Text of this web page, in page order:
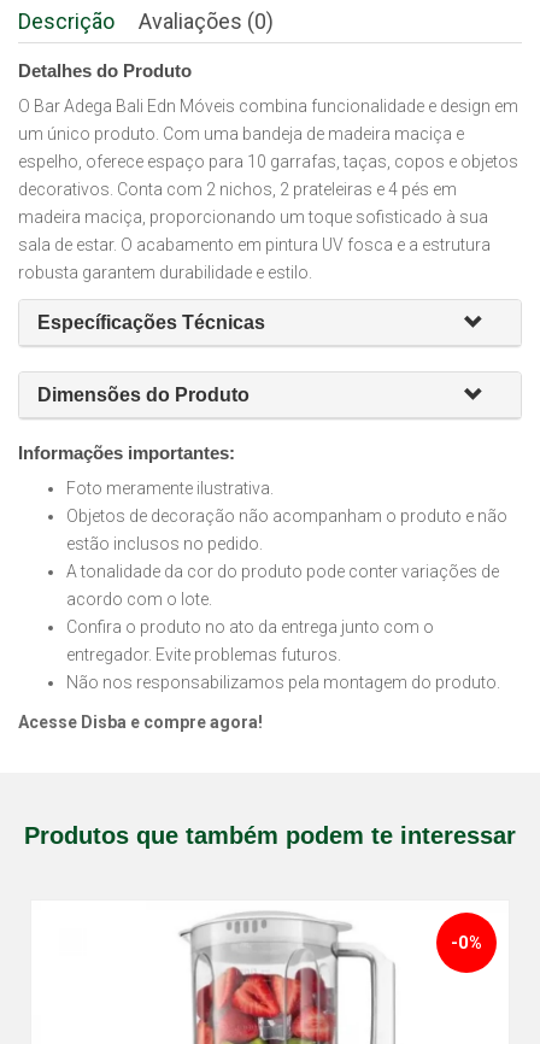
Descrição Avaliações (0)
Detalhes do Produto
O Bar Adega Bali Edn Móveis combina funcionalidade e design em
um único produto. Com uma bandeja de madeira maciça e
espelho, oferece espaço para 10 garrafas, taças, copos e objetos
decorativos. Conta com 2 nichos, 2 prateleiras e 4 pés em
madeira maciça, proporcionando um toque sofisticado à sua
sala de estar. O acabamento em pintura UV fosca e a estrutura
robusta garantem durabilidade e estilo.
Específicações Técnicas
Dimensões do Produto
Informações importantes:
Foto meramente ilustrativa.
Objetos de decoração não acompanham o produto e não
estão inclusos no pedido.
A tonalidade da cor do produto pode conter variações de
acordo com o lote.
Confira o produto no ato da entrega junto com o
entregador. Evite problemas futuros.
Não nos responsabilizamos pela montagem do produto.
Acesse Disba e compre agora!
Produtos que também podem te interessar
-0%